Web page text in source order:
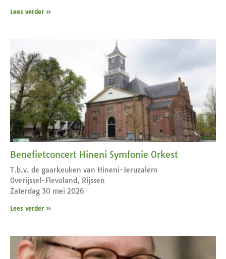
Lees verder »
Benefietconcert Hineni Symfonie Orkest
T.b.v. de gaarkeuken van Hineni-Jeruzalem
Overijssel-Flevoland, Rijssen
Zaterdag 30 mei 2026
Lees verder »